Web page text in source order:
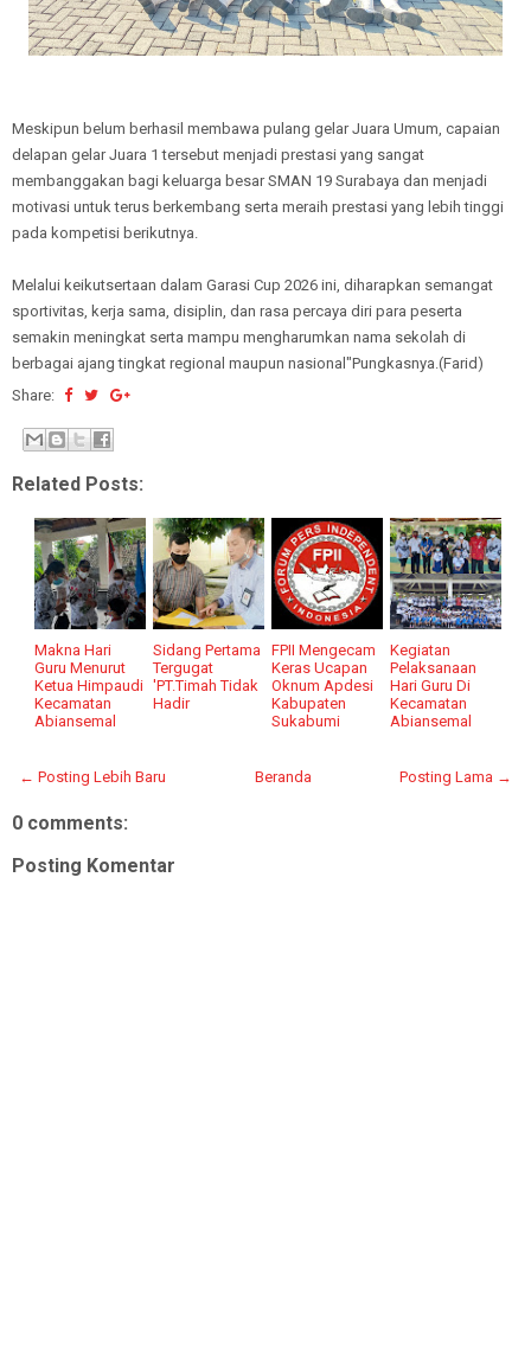
Meskipun belum berhasil membawa pulang gelar Juara Umum, capaian
delapan gelar Juara 1 tersebut menjadi prestasi yang sangat
membanggakan bagi keluarga besar SMAN 19 Surabaya dan menjadi
motivasi untuk terus berkembang serta meraih prestasi yang lebih tinggi
pada kompetisi berikutnya.
Melalui keikutsertaan dalam Garasi Cup 2026 ini, diharapkan semangat
sportivitas, kerja sama, disiplin, dan rasa percaya diri para peserta
semakin meningkat serta mampu mengharumkan nama sekolah di
berbagai ajang tingkat regional maupun nasional"Pungkasnya.(Farid)
Share:
Related Posts:
Makna Hari
Guru Menurut
Ketua Himpaudi
Kecamatan
Abiansemal
Sidang Pertama
Tergugat
'PT.Timah Tidak
Hadir
FPII Mengecam
Keras Ucapan
Oknum Apdesi
Kabupaten
Sukabumi
Kegiatan
Pelaksanaan
Hari Guru Di
Kecamatan
Abiansemal
← Posting Lebih Baru Posting Lama →
Beranda
0 comments:
Posting Komentar